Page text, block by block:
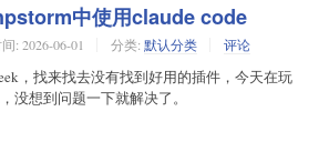
中使用claude code
: 2026-06-01 分类: 默认分类 评论
，找来找去没有找到好用的插件，今天在玩
，没想到问题一下就解决了。